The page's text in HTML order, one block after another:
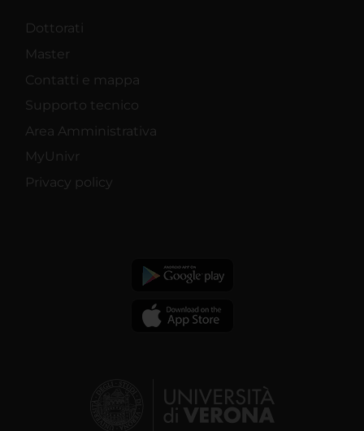
Dottorati
Master
Contatti e mappa
Supporto tecnico
Area Amministrativa
MyUnivr
Privacy policy